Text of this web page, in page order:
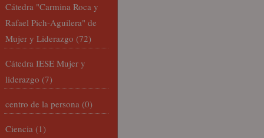
Cátedra "Carmina Roca y
Rafael Pich-Aguilera" de
Mujer y Liderazgo (72)
Cátedra IESE Mujer y
liderazgo (7)
centro de la persona (0)
Ciencia (1)